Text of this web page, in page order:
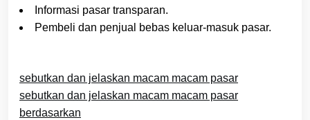
Informasi pasar transparan.
Pembeli dan penjual bebas keluar-masuk pasar.
sebutkan dan jelaskan macam macam pasar
sebutkan dan jelaskan macam macam pasar
berdasarkan